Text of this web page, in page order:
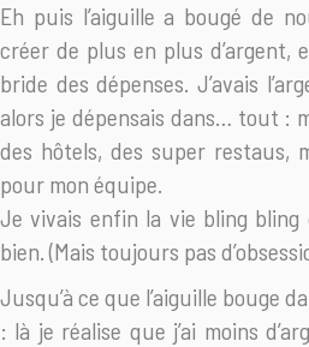
Eh puis l’aiguille a bougé de
créer de plus en plus d’argent,
bride des dépenses. J’avais
alors je dépensais dans… tout :
des hôtels, des super restaus,
pour mon équipe.
Je vivais enfin la vie bling bling
bien. (Mais toujours pas
Jusqu’à ce que l’aiguille bouge
: là je réalise que j’ai moins